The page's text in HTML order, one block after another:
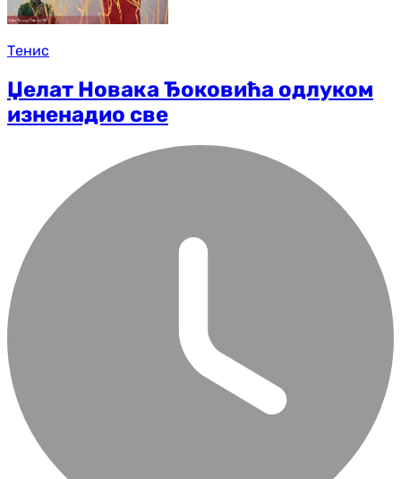
Тенис
Џелат Новака Ђоковића одлуком
изненадио све